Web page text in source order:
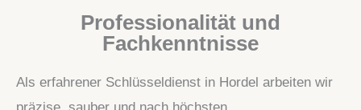
Professionalität und
Fachkenntnisse
Als erfahrener Schlüsseldienst in Hordel arbeiten wir